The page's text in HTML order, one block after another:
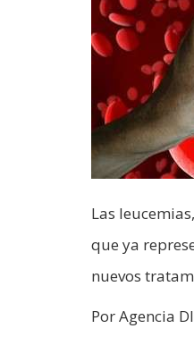
Las
que ya
nuevos
Por Agencia